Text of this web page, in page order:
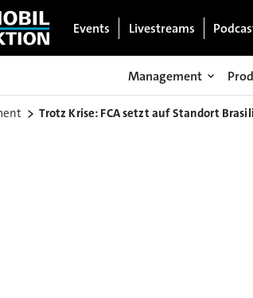
Events Livestreams
Management
Trotz Krise: FCA setzt auf Standort